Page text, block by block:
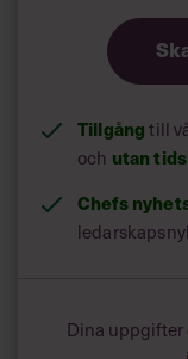
Tillgångtill
och utan
Chefs
Dina uppgifter